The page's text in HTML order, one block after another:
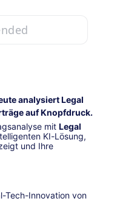
analysiert Legal
auf Knopfdruck.
mit Legal
KI-Lösung,
und Ihre
Tech-Innovation von